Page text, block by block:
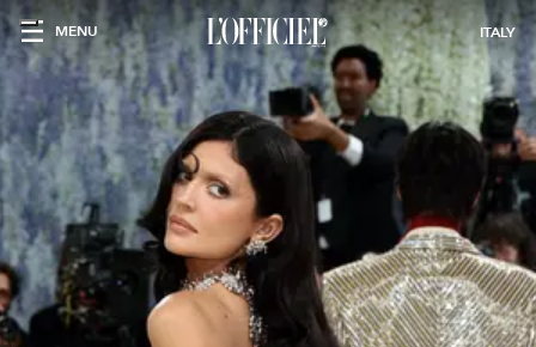
MENU ITALY